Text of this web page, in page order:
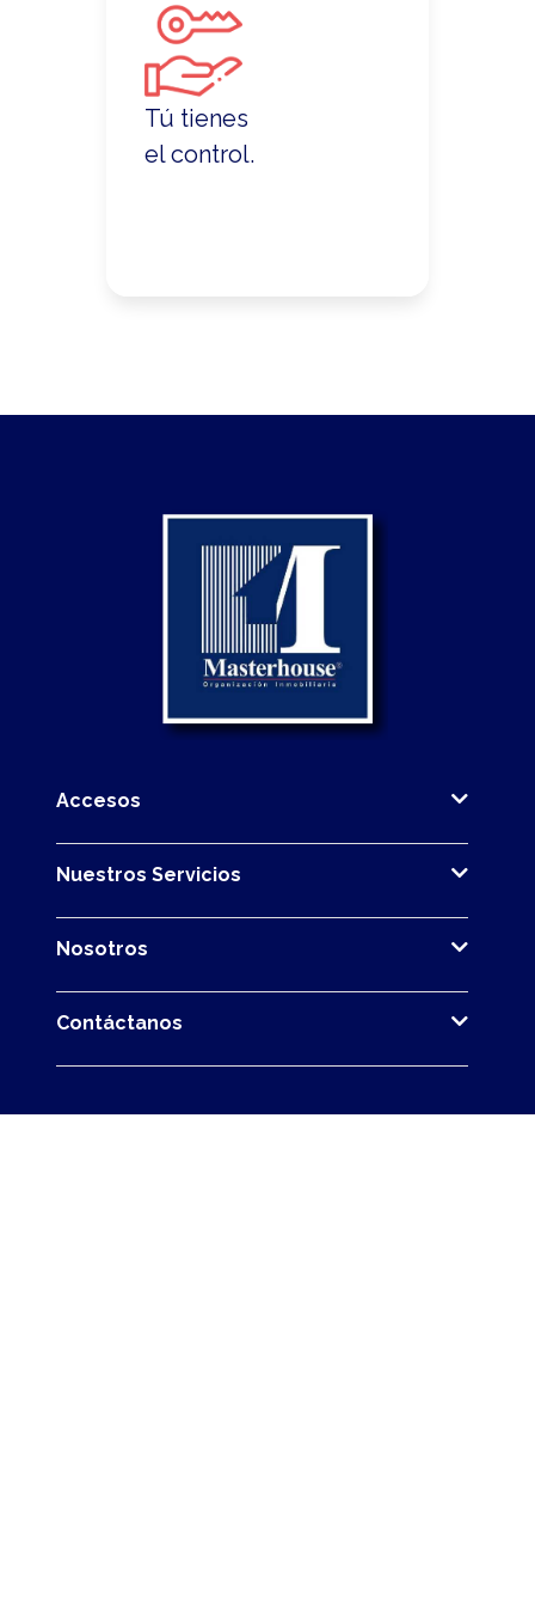
Tú tienes
el control.
Acceder en tiempo real a los reportes
onlines de la vivienda.
Decidirás la programación de visitas
Accesos
Nuestros Servicios
Nosotros
Contáctanos